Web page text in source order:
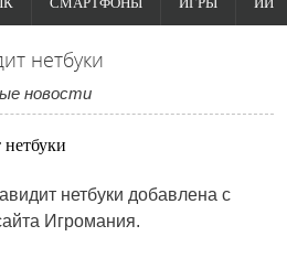
нетбуки
новости
нетбуки добавлена с
Игромания.